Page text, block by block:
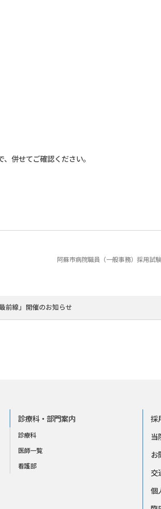
併せてご確認ください。
阿蘇市病院職員（一般事務）採用試
前線」開催のお知らせ
診療科・部門案内
診療科
医師一覧
看護部
採
当
お
交
個